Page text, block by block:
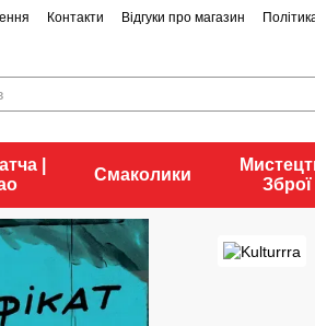
Контакти Відгуки про магазин
|
Смаколики
Зброї